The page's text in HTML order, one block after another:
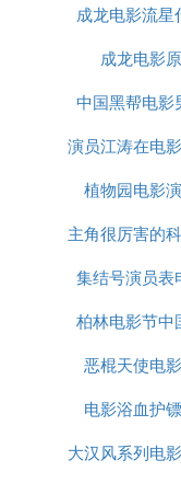
造舟为梁，不显
桥西暮雨黑，篱外
桥通小市家林近
水底远山云似雪
金沙水拍云崖暖
鸡声茅店月，人迹
二十四桥明月夜
古木阴中系短篷
朱雀桥边野草花
驿外断桥边，寂寞
你在桥上看风景
缩千里为咫尺
联两地成一家
演
成龙电影流星
成龙电影
中国黑帮电影
演员江涛在电
里演什么
植物园电影
主角很厉害的
集结号演员表
柏林电影节中
恶棍天使电
电影浴血护
大汉风系列电